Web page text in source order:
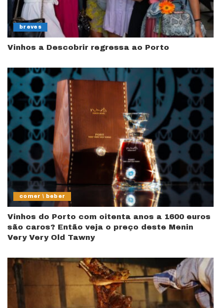
breves
Vinhos a Descobrir regressa ao Porto
comer \ beber
Vinhos do Porto com oitenta anos a 1600 euros
são caros? Então veja o preço deste Menin
Very Very Old Tawny